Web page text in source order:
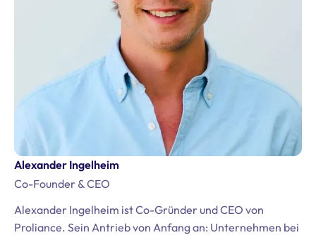
Alexander Ingelheim
Co-Founder & CEO
Alexander Ingelheim ist Co-Gründer und CEO von
Proliance. Sein Antrieb von Anfang an: Unternehmen bei